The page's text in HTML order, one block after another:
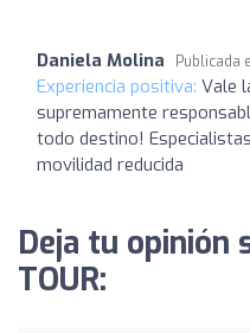
Daniela Molina Publicada
Experiencia positiva: Vale
supremamente
todo destino!
movilidad reducida
Deja tu opinión
TOUR: